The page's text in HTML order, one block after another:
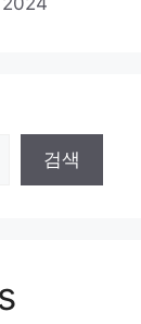
어커튼
검색